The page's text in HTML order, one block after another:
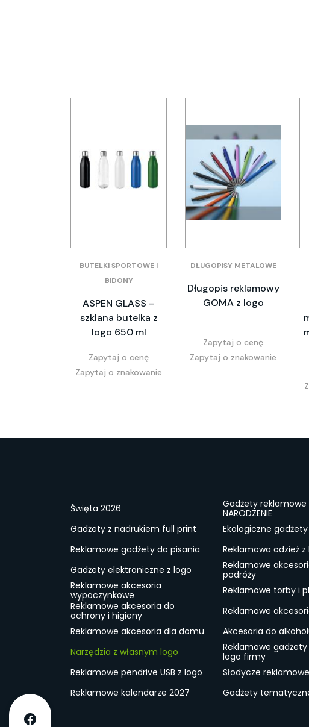
BUTELKI SPORTOWE I
BIDONY
ASPEN GLASS –
szklana butelka z
logo 650 ml
Zapytaj o cenę
Zapytaj o znakowanie
DŁUGOPISY METALOWE
Długopis reklamowy
GOMA z logo
Zapytaj o cenę
Zapytaj o znakowanie
Święta 2026
Gadżety reklamowe
NARODZENIE
Gadżety z nadrukiem full print
Ekologiczne gadżety
Reklamowe gadżety do pisania
Reklamowa odzież
Gadżety elektroniczne z logo
Reklamowe
podróży
Reklamowe akcesoria
wypoczynkowe
Reklamowe torby i
Reklamowe akcesoria do
ochrony i higieny
Reklamowe
Reklamowe akcesoria dla domu
Akcesoria do
Narzędzia z własnym logo
Reklamowe
logo firmy
Reklamowe pendrive USB z logo
Słodycze
Reklamowe kalendarze 2027
Gadżety